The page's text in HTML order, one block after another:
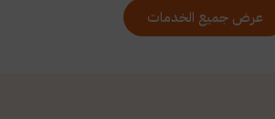
عرض جميع الخدمات